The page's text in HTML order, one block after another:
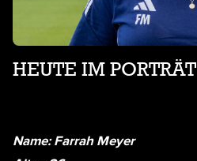
HEUTE IM PORTRÄT
Name: Farrah Meyer